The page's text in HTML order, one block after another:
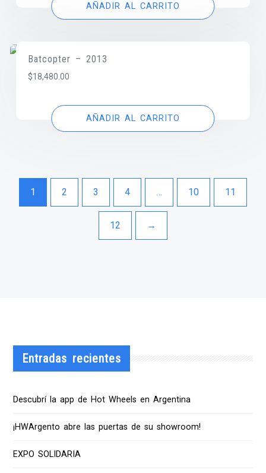
AÑADIR AL CARRITO
Batcopter – 2013
$18,480.00
AÑADIR AL CARRITO
1 2 3 4 … 10 11
12 →
Entradas recientes
Descubrí la app de Hot Wheels en Argentina
¡HWArgento abre las puertas de su showroom!
EXPO SOLIDARIA